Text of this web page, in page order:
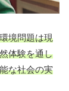
境問題は現
体験を通し
な社会の実